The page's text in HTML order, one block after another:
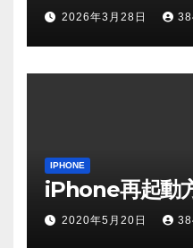
2026年3月28日
IPHONE
iPhone再起動
2020年5月20日